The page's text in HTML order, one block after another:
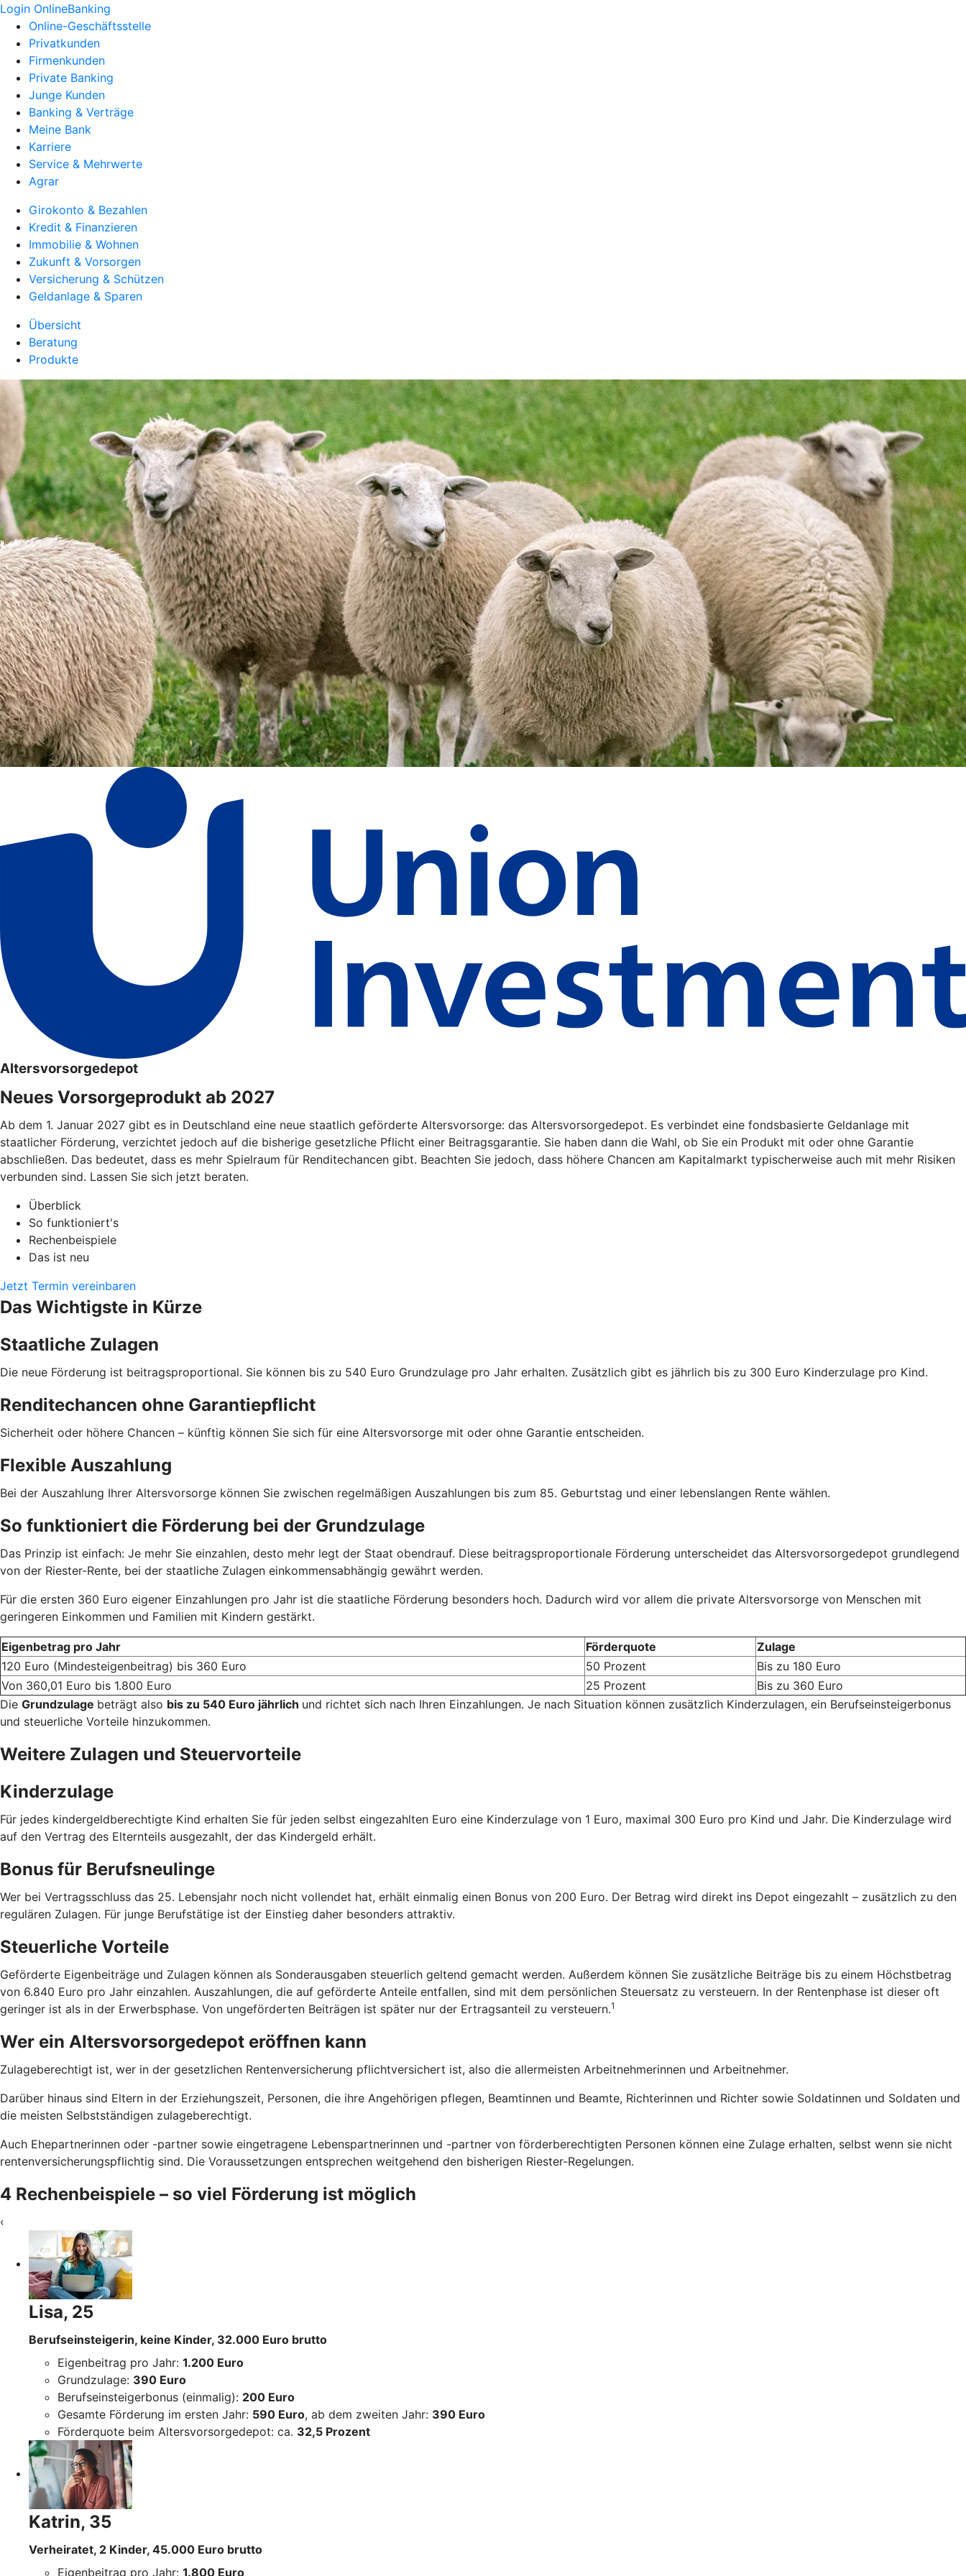
Login OnlineBanking
Online-Geschäftsstelle
Privatkunden
Firmenkunden
Private Banking
Junge Kunden
Banking & Verträge
Meine Bank
Karriere
Service & Mehrwerte
Agrar
Girokonto & Bezahlen
Kredit & Finanzieren
Immobilie & Wohnen
Zukunft & Vorsorgen
Versicherung & Schützen
Geldanlage & Sparen
Übersicht
Beratung
Produkte
Altersvorsorgedepot
Neues Vorsorgeprodukt ab 2027
Ab dem 1. Januar 2027 gibt es in Deutschland eine neue staatlich geförderte Altersvorsorge: das Altersvorsorgedepot. Es verbindet eine fondsbasierte Geldanlage mit
staatlicher Förderung, verzichtet jedoch auf die bisherige gesetzliche Pflicht einer Beitragsgarantie. Sie haben dann die Wahl, ob Sie ein Produkt mit oder ohne Garantie
abschließen. Das bedeutet, dass es mehr Spielraum für Renditechancen gibt. Beachten Sie jedoch, dass höhere Chancen am Kapitalmarkt typischerweise auch mit mehr Risiken
verbunden sind. Lassen Sie sich jetzt beraten.
Überblick
So funktioniert's
Rechenbeispiele
Das ist neu
Jetzt Termin vereinbaren
Das Wichtigste in Kürze
Staatliche Zulagen
Die neue Förderung ist beitragsproportional. Sie können bis zu 540 Euro Grundzulage pro Jahr erhalten. Zusätzlich gibt es jährlich bis zu 300 Euro Kinderzulage pro Kind.
Renditechancen ohne Garantiepflicht
Sicherheit oder höhere Chancen – künftig können Sie sich für eine Altersvorsorge mit oder ohne Garantie entscheiden.
Flexible Auszahlung
Bei der Auszahlung Ihrer Altersvorsorge können Sie zwischen regelmäßigen Auszahlungen bis zum 85. Geburtstag und einer lebenslangen Rente wählen.
So funktioniert die Förderung bei der Grundzulage
Das Prinzip ist einfach: Je mehr Sie einzahlen, desto mehr legt der Staat obendrauf. Diese beitragsproportionale Förderung unterscheidet das Altersvorsorgedepot grundlegend
von der Riester-Rente, bei der staatliche Zulagen einkommensabhängig gewährt werden.
Für die ersten 360 Euro eigener Einzahlungen pro Jahr ist die staatliche Förderung besonders hoch. Dadurch wird vor allem die private Altersvorsorge von Menschen mit
geringeren Einkommen und Familien mit Kindern gestärkt.
Eigenbetrag pro Jahr Förderquote
Zulage
120 Euro (Mindesteigenbeitrag) bis 360 Euro
50 Prozent
Bis zu 180 Euro
Von 360,01 Euro bis 1.800 Euro
25 Prozent
Bis zu 360 Euro
Die Grundzulage beträgt also bis zu 540 Euro jährlich und richtet sich nach Ihren Einzahlungen. Je nach Situation können zusätzlich Kinderzulagen, ein Berufseinsteigerbonus
und steuerliche Vorteile hinzukommen.
Weitere Zulagen und Steuervorteile
Kinderzulage
Für jedes kindergeldberechtigte Kind erhalten Sie für jeden selbst eingezahlten Euro eine Kinderzulage von 1 Euro, maximal 300 Euro pro Kind und Jahr. Die Kinderzulage wird
auf den Vertrag des Elternteils ausgezahlt, der das Kindergeld erhält.
Bonus für Berufsneulinge
Wer bei Vertragsschluss das 25. Lebensjahr noch nicht vollendet hat, erhält einmalig einen Bonus von 200 Euro. Der Betrag wird direkt ins Depot eingezahlt – zusätzlich zu den
regulären Zulagen. Für junge Berufstätige ist der Einstieg daher besonders attraktiv.
Steuerliche Vorteile
Geförderte Eigenbeiträge und Zulagen können als Sonderausgaben steuerlich geltend gemacht werden. Außerdem können Sie zusätzliche Beiträge bis zu einem Höchstbetrag
von 6.840 Euro pro Jahr einzahlen. Auszahlungen, die auf geförderte Anteile entfallen, sind mit dem persönlichen Steuersatz zu versteuern. In der Rentenphase ist dieser oft
geringer ist als in der Erwerbsphase. Von ungeförderten Beiträgen ist später nur der Ertragsanteil zu versteuern.1
Wer ein Altersvorsorgedepot eröffnen kann
Zulageberechtigt ist, wer in der gesetzlichen Rentenversicherung pflichtversichert ist, also die allermeisten Arbeitnehmerinnen und Arbeitnehmer.
Darüber hinaus sind Eltern in der Erziehungszeit, Personen, die ihre Angehörigen pflegen, Beamtinnen und Beamte, Richterinnen und Richter sowie Soldatinnen und Soldaten und
die meisten Selbstständigen zulageberechtigt.
Auch Ehepartnerinnen oder -partner sowie eingetragene Lebenspartnerinnen und -partner von förderberechtigten Personen können eine Zulage erhalten, selbst wenn sie nicht
rentenversicherungspflichtig sind. Die Voraussetzungen entsprechen weitgehend den bisherigen Riester-Regelungen.
4 Rechenbeispiele – so viel Förderung ist möglich
‹
Lisa, 25
Berufseinsteigerin, keine Kinder, 32.000 Euro brutto
Eigenbeitrag pro Jahr: 1.200 Euro
Grundzulage: 390 Euro
Berufseinsteigerbonus (einmalig): 200 Euro
Gesamte Förderung im ersten Jahr: 590 Euro, ab dem zweiten Jahr: 390 Euro
Förderquote beim Altersvorsorgedepot: ca. 32,5 Prozent
Katrin, 35
Verheiratet, 2 Kinder, 45.000 Euro brutto
Eigenbeitrag pro Jahr: 1.800 Euro